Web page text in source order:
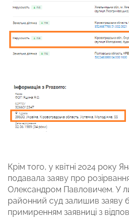
Крім того, у квітні 2024 року
подавала заяву про
Олександром Павловичем. У
районний суд залишив заяву
примиренням заявниці з